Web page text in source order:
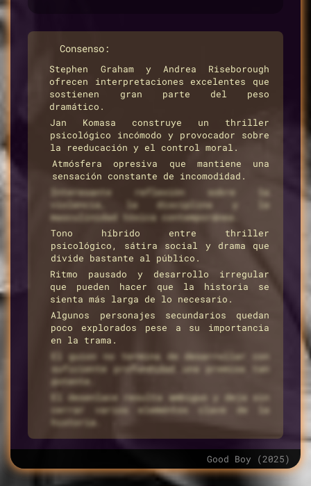
Consenso:
Stephen Graham y Andrea Riseborough
ofrecen interpretaciones excelentes que
sostienen gran parte del peso
dramático.
Jan Komasa construye un thriller
psicológico incómodo y provocador sobre
la reeducación y el control moral.
Atmósfera opresiva que mantiene una
sensación constante de incomodidad.
Interesante reflexión sobre la
violencia, la disciplina y la
masculinidad tóxica contemporánea.
Tono híbrido entre thriller
psicológico, sátira social y drama que
divide bastante al público.
Ritmo pausado y desarrollo irregular
que pueden hacer que la historia se
sienta más larga de lo necesario.
Algunos personajes secundarios quedan
poco explorados pese a su importancia
en la trama.
El guion no termina de desarrollar con
suficiente profundidad una premisa tan
potente.
El desenlace resulta ambiguo y deja sin
cerrar varios elementos clave de la
historia.
Good Boy (2025)